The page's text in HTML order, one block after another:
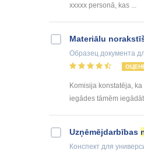
xxxxx personā, kas ...
Materiālu
Образец документа
Komisija konstatēja,
iegādes tāmēm
Uzņēmējdarbības
Конспект для